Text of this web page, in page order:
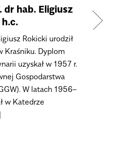
dr hab. Eligiusz
Rokicki urodził
Kraśniku. Dyplom
uzyskał w 1957 r.
Gospodarstwa
W latach 1956–
w Katedrze
Sukces